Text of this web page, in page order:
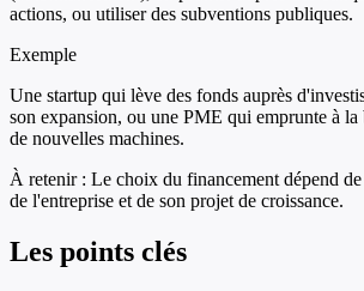
actions, ou utiliser des subventions publiques.
Exemple
Une startup qui lève des fonds auprès
son expansion, ou une PME qui emprunte à la
de nouvelles machines.
À retenir : Le choix du financement dépend
de l'entreprise et de son projet de croissance.
Les points clés